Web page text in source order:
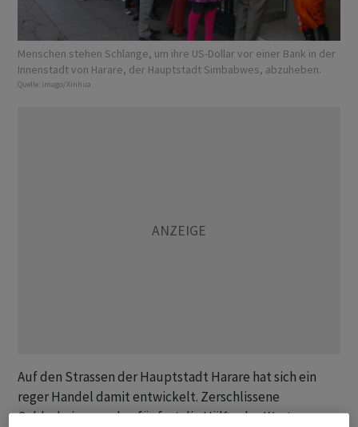
Menschen stehen Schlange, um ihre US-Dollar vor einer Bank in der
Innenstadt von Harare, der Hauptstadt Simbabwes, abzuheben.
Quelle: imago/Xinhua
Auf den Strassen der Hauptstadt Harare hat sich ein
reger Handel damit entwickelt. Zerschlissene
Geldscheine werden für fast die Hälfte des Wertes